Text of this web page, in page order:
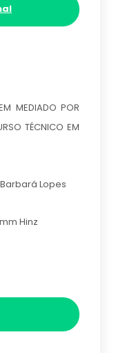
MEDIADO POR
TÉCNICO EM
Lopes
Hinz